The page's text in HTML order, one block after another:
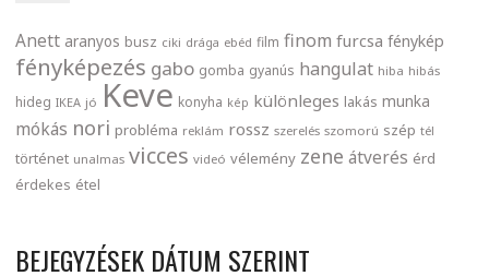
Anett aranyos busz ciki drága ebéd film finom furcsa fénykép
fényképezés gabo gomba gyanús hangulat hiba hibás
hideg IKEA jó Keve konyha kép különleges lakás munka
mókás nori probléma reklám rossz szerelés szomorú szép tél
történet unalmas vicces videó vélemény zene átverés érd
érdekes étel
BEJEGYZÉSEK DÁTUM SZERINT